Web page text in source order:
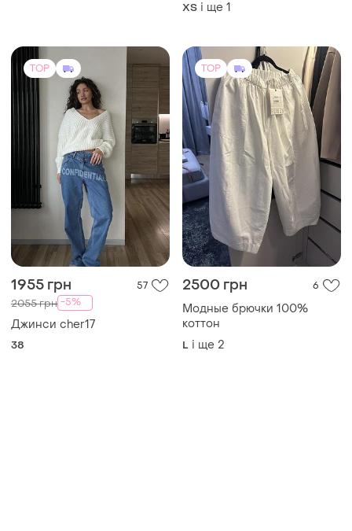
XS і ще 1
TOP
1955 грн 57
2055 грн -5%
Джинси cher17
38
TOP
2500 грн 6
Модные брючки 100%
коттон
L і ще 2